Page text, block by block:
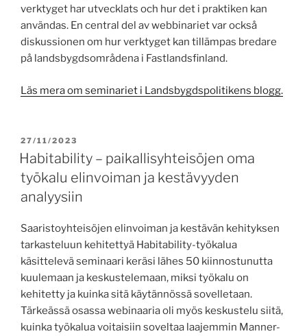
verktyget har utvecklats och hur det i praktiken kan
användas. En central del av webbinariet var också
diskussionen om hur verktyget kan tillämpas bredare
på landsbygdsområdena i Fastlandsfinland.
Läs mera om seminariet i Landsbygdspolitikens blogg.
PUBLICERAT
27/11/2023
Habitability – paikallisyhteisöjen oma
työkalu elinvoiman ja kestävyyden
analyysiin
Saaristoyhteisöjen elinvoiman ja kestävän kehityksen
tarkasteluun kehitettyä Habitability-työkalua
käsittelevä seminaari keräsi lähes 50 kiinnostunutta
kuulemaan ja keskustelemaan, miksi työkalu on
kehitetty ja kuinka sitä käytännössä sovelletaan.
Tärkeässä osassa webinaaria oli myös keskustelu siitä,
kuinka työkalua voitaisiin soveltaa laajemmin Manner-